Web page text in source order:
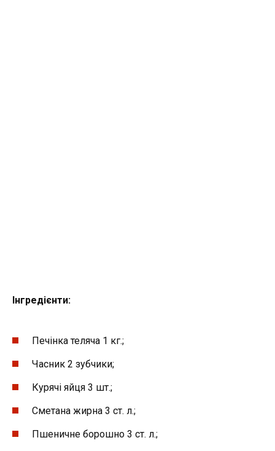
Інгредієнти:
Печінка теляча 1 кг.;
Часник 2 зубчики;
Курячі яйця 3 шт.;
Сметана жирна 3 ст. л.;
Пшеничне борошно 3 ст. л.;